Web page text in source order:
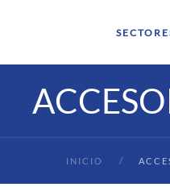
INICIO